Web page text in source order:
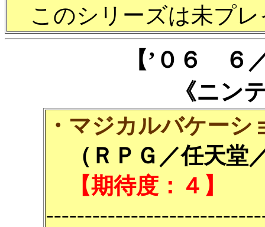
このシリーズは未プレ
【’０６ ６
《ニン
・マジカルバケー
（ＲＰＧ／任天堂
【期待度：４】